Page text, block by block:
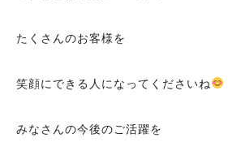
たくさんのお客様を
笑顔にできる人になってくださいね
みなさんの今後のご活躍を